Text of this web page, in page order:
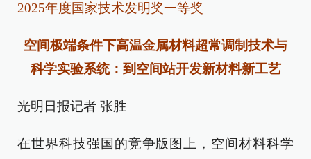
2025年度国家技术发明奖一等奖
空间极端条件下高温金属材料超常调制技术与
科学实验系统： 到空间站开发新材料新工艺
光明日报记者 张胜
在世界科技强国的竞争版图上，空间材料科学